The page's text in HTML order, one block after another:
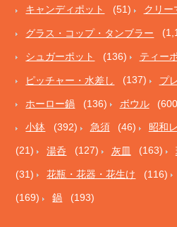
キャンディポット (51) クリー
グラス・コップ・タンブラー
シュガーポット (136) ティー
ピッチャー・水差し (137) プ
ホーロー鍋 (136) ボウル
小鉢 (392) 急須 (46) 昭和
(21) 湯呑 (127) 灰皿 (163)
(31) 花瓶・花器・花生け (116)
(169) 鍋 (193)